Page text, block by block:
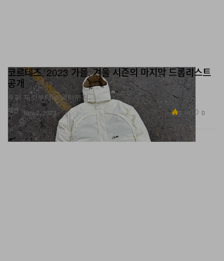
패션
코르테즈, 2023 가을, 겨울 시즌의 마지막 드롭리스트
공개
푸퍼 재킷부터 스웨터까지.
Nov 2, 2023 2.1K 0